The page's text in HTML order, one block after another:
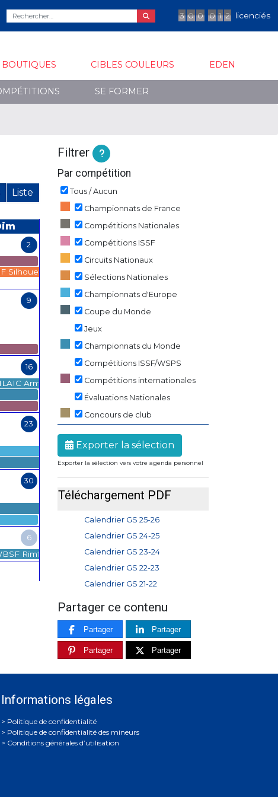
3 0 0 0 1 2 licenciés
BOUTIQUES CIBLES COULEURS EDEN
SE FORMER
Liste
2
Silhouettes Métalliques
9
16
Armes Anciennes 2026
23
30
6
Rimfire 2026
Filtrer
Par compétition
Tous / Aucun
Championnats de France
Compétitions Nationales
Compétitions ISSF
Circuits Nationaux
Sélections Nationales
Championnats d'Europe
Coupe du Monde
Jeux
Championnats du Monde
Compétitions ISSF/WSPS
Compétitions internationales
Évaluations Nationales
Concours de club
Exporter la sélection
Exporter la sélection vers votre agenda personnel
Téléchargement PDF
Calendrier GS 25-26
Calendrier GS 24-25
Calendrier GS 23-24
Calendrier GS 22-23
Calendrier GS 21-22
Partager ce contenu
Partager Partager
Partager Partager
Informations légales
Politique de confidentialité
Politique de confidentialité des mineurs
Conditions générales d’utilisation